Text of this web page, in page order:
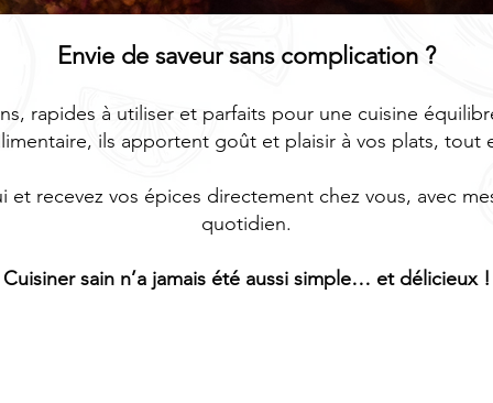
Envie de saveur sans complication ?
rapides à utiliser et parfaits pour une cuisine
ils apportent goût et plaisir à vos plats, tout
et recevez vos épices directement chez vous, avec
quotidien.
Cuisiner sain n’a jamais été aussi simple… et délicieux !